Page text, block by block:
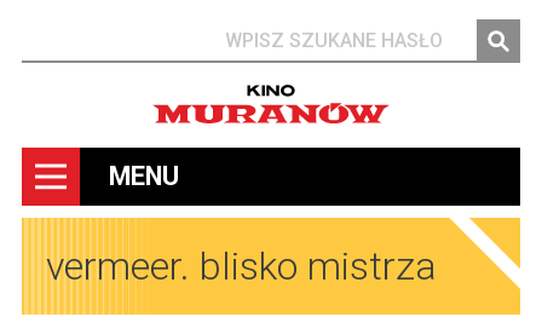
MENU
vermeer. blisko mistrza